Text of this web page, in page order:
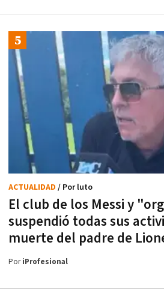
El club de los Messi y
suspendió todas sus
muerte del padre de
ACTUALIDAD / Por luto
PoriProfesional